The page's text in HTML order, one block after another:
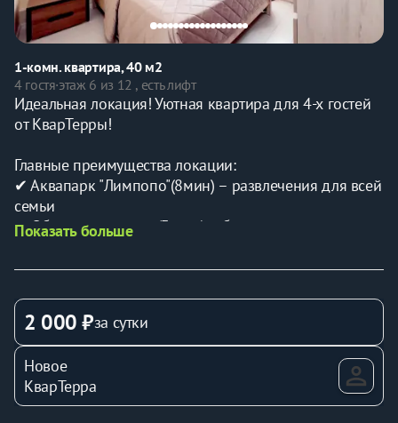
1-комн. квартира, 40 м2
4 гостя·этаж 6 из 12 , есть лифт
Идеальная локация! Уютная квартира для 4-х гостей
от КварТерры!
Главные преимущества локации:
✔ Аквапарк "Лимпопо"(8мин) – развлечения для всей
семьи
✔ Объездная дорога(3 мин) – быстрый выезд в
✔ Город Машин (7мин) – крупнейший аворынок
✔ Фермер Базар(3 мин) – свежайшие продукты
каждый день и рестораны
✔ Город Еды (5 мин) – десятки кафе и ресторанов
Идеально для:
Показать больше
2 000 ₽за сутки
Новое
КварТерра